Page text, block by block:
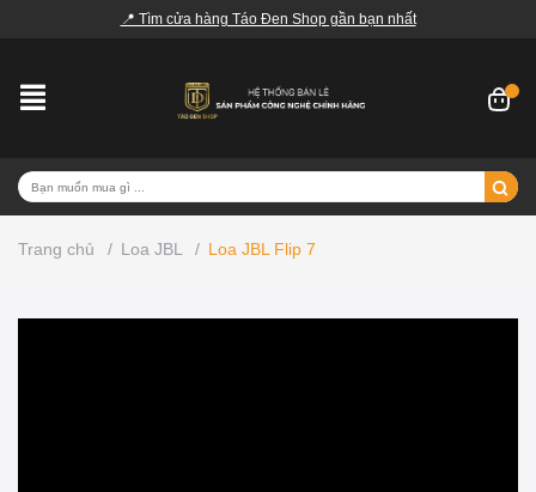
📍 Tìm cửa hàng Táo Đen Shop gần bạn nhất
Trang chủ / Loa JBL / Loa JBL Flip 7